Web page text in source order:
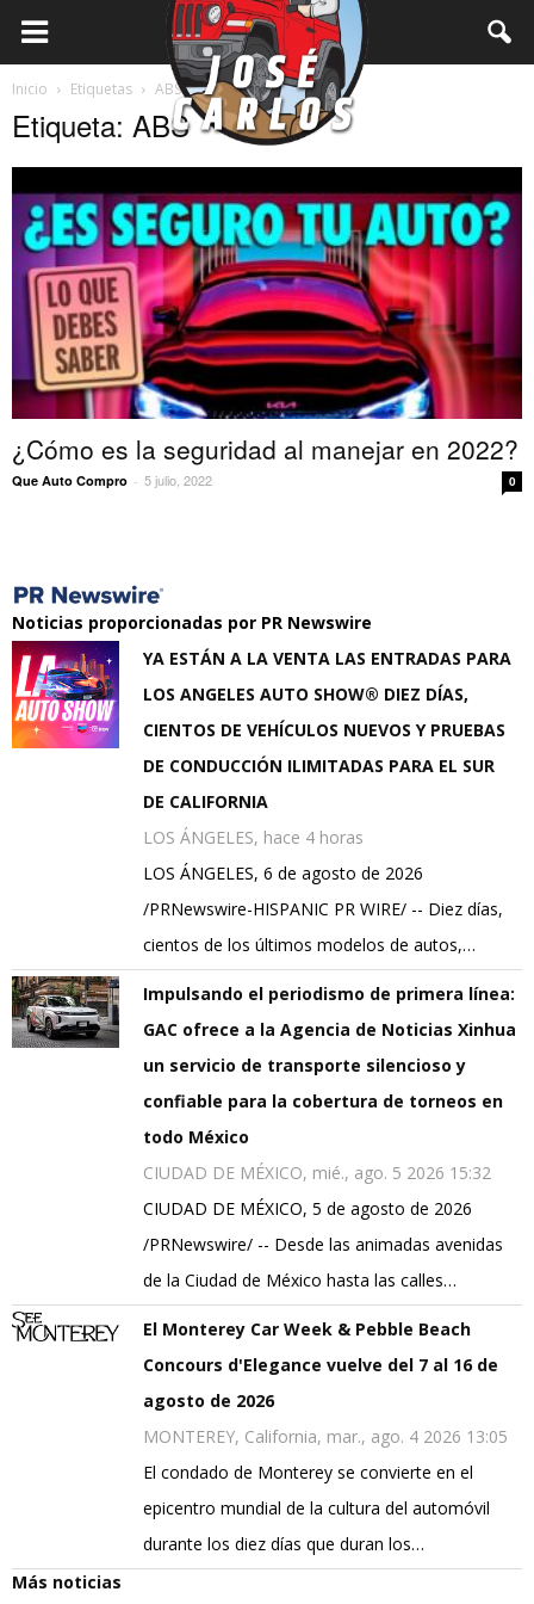
Inicio Etiquetas ABS
Etiqueta: ABS
¿Cómo es la seguridad al manejar en 2022?
Que Auto Compro - 5 julio, 2022 0
Noticias proporcionadas por PR Newswire
YA ESTÁN A LA VENTA LAS ENTRADAS PARA
LOS ANGELES AUTO SHOW® DIEZ DÍAS,
CIENTOS DE VEHÍCULOS NUEVOS Y PRUEBAS
DE CONDUCCIÓN ILIMITADAS PARA EL SUR
DE CALIFORNIA
LOS ÁNGELES, hace 4 horas
LOS ÁNGELES, 6 de agosto de 2026
/PRNewswire-HISPANIC PR WIRE/ -- Diez días,
cientos de los últimos modelos de autos,…
Impulsando el periodismo de primera línea:
GAC ofrece a la Agencia de Noticias Xinhua
un servicio de transporte silencioso y
confiable para la cobertura de torneos en
todo México
CIUDAD DE MÉXICO, mié., ago. 5 2026 15:32
CIUDAD DE MÉXICO, 5 de agosto de 2026
/PRNewswire/ -- Desde las animadas avenidas
de la Ciudad de México hasta las calles…
El Monterey Car Week & Pebble Beach
Concours d'Elegance vuelve del 7 al 16 de
agosto de 2026
MONTEREY, California, mar., ago. 4 2026 13:05
El condado de Monterey se convierte en el
epicentro mundial de la cultura del automóvil
durante los diez días que duran los…
Más noticias